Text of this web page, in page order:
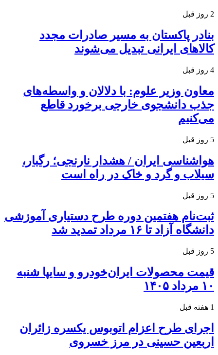
2 روز قبل
بنادر پاکستان به مسیر صادرات مجدد
کالاهای ایرانی تبدیل می‌شوند
4 روز قبل
معاون وزیر علوم: با دلالان و واسطه‌های
جذب دانشجوی خارجی برخورد قاطع
می‌کنیم
5 روز قبل
هواشناسی ایران / هشدار نارنجی؛ رگبار،
سیلاب و گرد و خاک در راه است
5 روز قبل
ثبت‌نام هفتمین دوره طرح دستیاری آموزشی
دانشگاه آزاد تا ۱۶ مرداد تمدید شد
5 روز قبل
قیمت محصولات ایران‌خودرو و سایپا شنبه
۱۰ مرداد ۱۴۰۵
1 هفته قبل
اجرای طرح اعزام اتوبوس یکسره زائران
اربعین حسینی در مرز خسروی